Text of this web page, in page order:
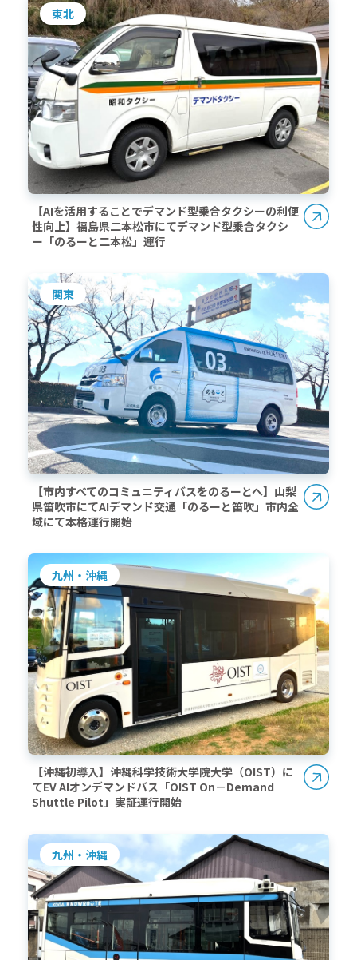
東北
【AIを活用することでデマンド型乗合タクシーの利便
性向上】福島県二本松市にてデマンド型乗合タクシ
ー「のるーと二本松」運行
関東
【市内すべてのコミュニティバスをのるーとへ】山梨
県笛吹市にてAIデマンド交通「のるーと笛吹」市内全
域にて本格運行開始
九州・沖縄
【沖縄初導入】沖縄科学技術大学院大学（OIST）に
てEV AIオンデマンドバス「OIST On－Demand
Shuttle Pilot」実証運行開始
九州・沖縄